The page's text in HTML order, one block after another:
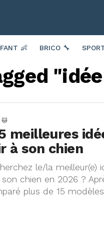
👶 BRICO 🔧
🐱
meilleures
à son chien
le/la meilleur(e)
chien en 2026 ?
plus de 15